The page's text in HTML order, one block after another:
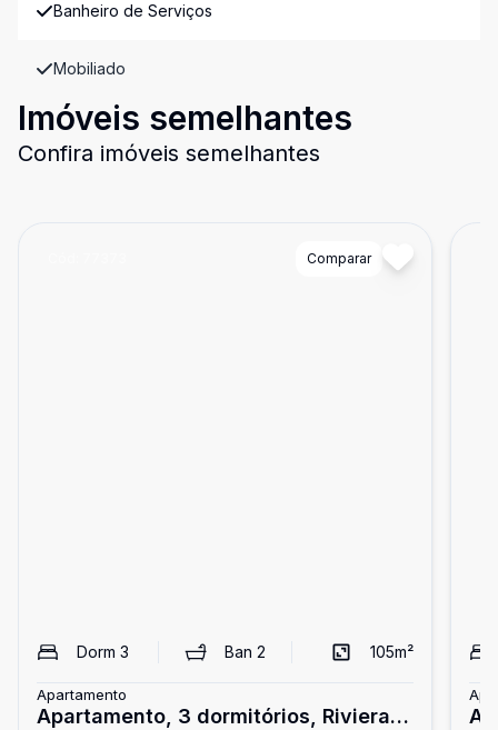
Banheiro de Serviços
Mobiliado
Imóveis semelhantes
Confira imóveis semelhantes
Comparar
Dorm 3 Ban2 105m²
Apartamento
Apartamento, 3 dormitórios, Riviera